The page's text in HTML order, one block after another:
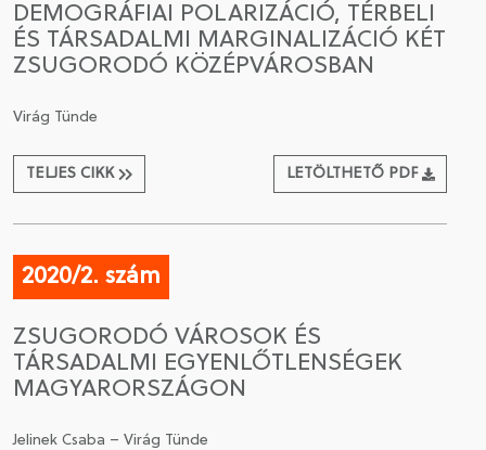
CSATLAKOZÁS A TÁRSASÁGHOZ / MEGÚJÍTOM A
TAGSÁGOMAT
DEMOGRÁFIAI POLARIZÁCIÓ, TÉRBELI
ÉS TÁRSADALMI MARGINALIZÁCIÓ KÉT
ZSUGORODÓ KÖZÉPVÁROSBAN
Virág Tünde
TELJES CIKK LETÖLTHETŐ PDF
2020/2. szám
ZSUGORODÓ VÁROSOK ÉS
TÁRSADALMI EGYENLŐTLENSÉGEK
MAGYARORSZÁGON
Jelinek Csaba – Virág Tünde